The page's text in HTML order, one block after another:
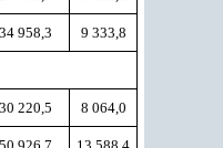
34 958,3 9 333,8
30 220,5 8 064,0